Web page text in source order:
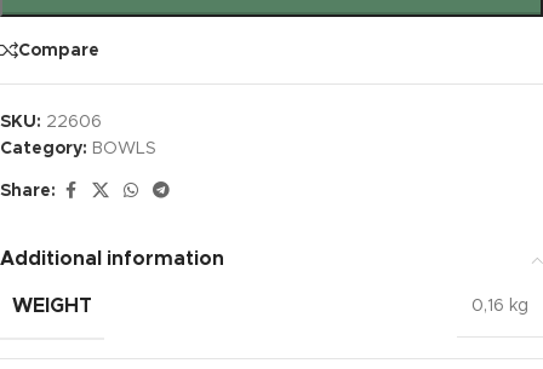
Compare
SKU: 22606
Category: BOWLS
Share:
Additional information
WEIGHT 0,16 kg